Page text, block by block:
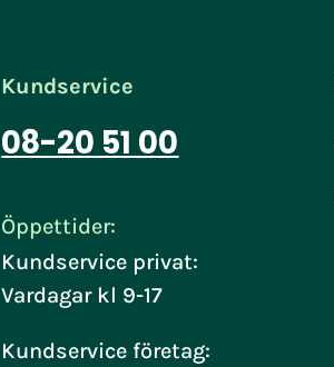
Kundservice
08-20 51 00
Öppettider:
Kundservice privat:
Vardagar kl 9-17
Kundservice företag: